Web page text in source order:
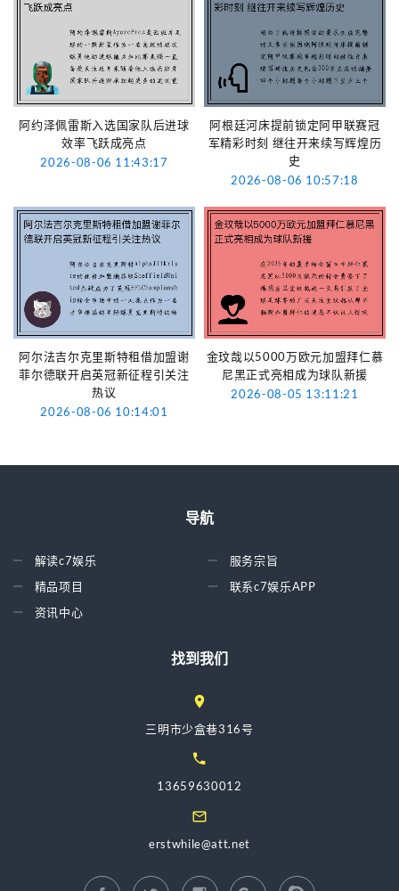
阿约泽佩雷斯入选国家队后进球
效率飞跃成亮点
2026-08-06 11:43:17
阿根廷河床提前锁定阿甲联赛冠
军精彩时刻 继往开来续写辉煌历
史
2026-08-06 10:57:18
阿尔法吉尔克里斯特租借加盟谢
菲尔德联开启英冠新征程引关注
热议
2026-08-06 10:14:01
金玟哉以5000万欧元加盟拜仁慕
尼黑正式亮相成为球队新援
2026-08-05 13:11:21
导航
解读c7娱乐
精品项目
资讯中心
服务宗旨
联系c7娱乐APP
找到我们
三明市少盒巷316号
13659630012
erstwhile@att.net